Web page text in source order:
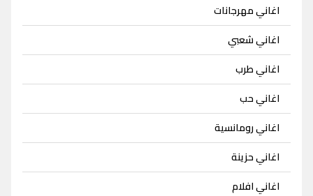
اغاني مهرجانات
اغاني شعبي
اغاني طرب
اغاني حب
اغاني رومانسية
اغاني حزينة
اغاني افلام